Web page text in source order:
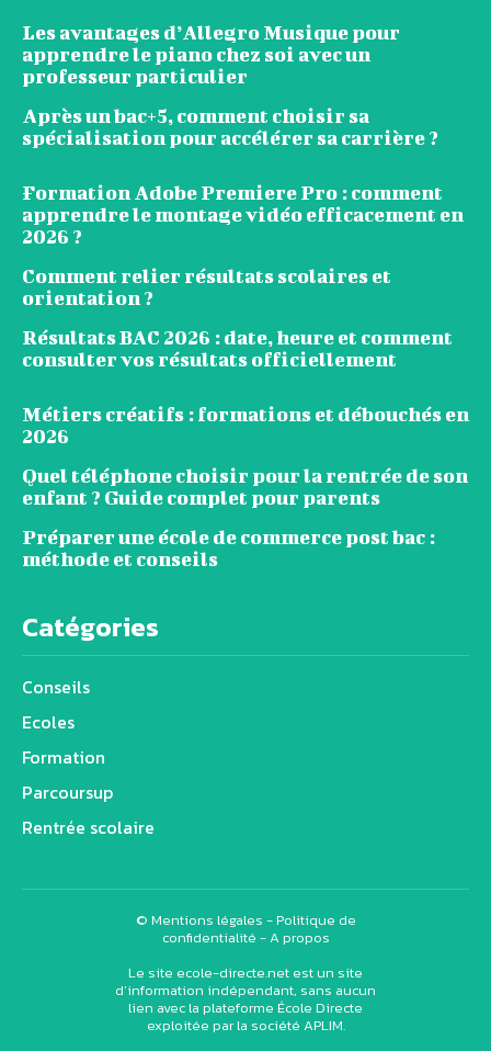
Les avantages d’Allegro Musique pour
apprendre le piano chez soi avec un
professeur particulier
Après un bac+5, comment choisir sa
spécialisation pour accélérer sa carrière ?
Formation Adobe Premiere Pro : comment
apprendre le montage vidéo efficacement en
2026 ?
Comment relier résultats scolaires et
orientation ?
Résultats BAC 2026 : date, heure et comment
consulter vos résultats officiellement
Métiers créatifs : formations et débouchés en
2026
Quel téléphone choisir pour la rentrée de son
enfant ? Guide complet pour parents
Préparer une école de commerce post bac :
méthode et conseils
Catégories
Conseils
Ecoles
Formation
Parcoursup
Rentrée scolaire
© Mentions légales -Politique de
confidentialité -A propos
Le site ecole-directe.net est un site
d’information indépendant, sans aucun
lien avec la plateforme École Directe
exploitée par la société APLIM.